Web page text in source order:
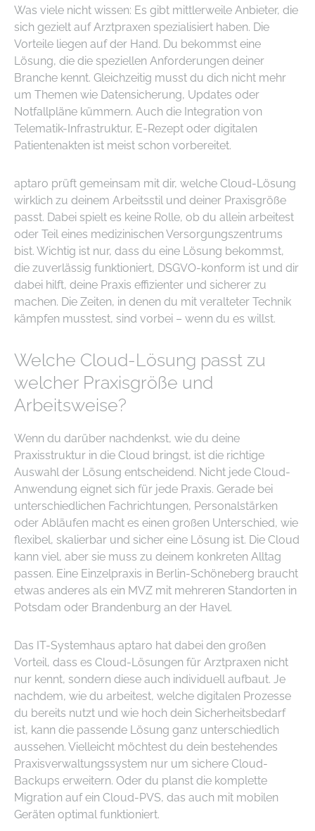
Was viele nicht wissen: Es gibt mittlerweile Anbieter, die
sich gezielt auf Arztpraxen spezialisiert haben. Die
Vorteile liegen auf der Hand. Du bekommst eine
Lösung, die die speziellen Anforderungen deiner
Branche kennt. Gleichzeitig musst du dich nicht mehr
um Themen wie Datensicherung, Updates oder
Notfallpläne kümmern. Auch die Integration von
Telematik-Infrastruktur, E-Rezept oder digitalen
Patientenakten ist meist schon vorbereitet.
aptaro prüft gemeinsam mit dir, welche Cloud-Lösung
wirklich zu deinem Arbeitsstil und deiner Praxisgröße
passt. Dabei spielt es keine Rolle, ob du allein arbeitest
oder Teil eines medizinischen Versorgungszentrums
bist. Wichtig ist nur, dass du eine Lösung bekommst,
die zuverlässig funktioniert, DSGVO-konform ist und dir
dabei hilft, deine Praxis effizienter und sicherer zu
machen. Die Zeiten, in denen du mit veralteter Technik
kämpfen musstest, sind vorbei – wenn du es willst.
Welche Cloud-Lösung passt zu
welcher Praxisgröße und
Arbeitsweise?
Wenn du darüber nachdenkst, wie du deine
Praxisstruktur in die Cloud bringst, ist die richtige
Auswahl der Lösung entscheidend. Nicht jede Cloud-
Anwendung eignet sich für jede Praxis. Gerade bei
unterschiedlichen Fachrichtungen, Personalstärken
oder Abläufen macht es einen großen Unterschied, wie
flexibel, skalierbar und sicher eine Lösung ist. Die Cloud
kann viel, aber sie muss zu deinem konkreten Alltag
passen. Eine Einzelpraxis in Berlin-Schöneberg braucht
etwas anderes als ein MVZ mit mehreren Standorten in
Potsdam oder Brandenburg an der Havel.
Das IT-Systemhaus aptaro hat dabei den großen
Vorteil, dass es Cloud-Lösungen für Arztpraxen nicht
nur kennt, sondern diese auch individuell aufbaut. Je
nachdem, wie du arbeitest, welche digitalen Prozesse
du bereits nutzt und wie hoch dein Sicherheitsbedarf
ist, kann die passende Lösung ganz unterschiedlich
aussehen. Vielleicht möchtest du dein bestehendes
Praxisverwaltungssystem nur um sichere Cloud-
Backups erweitern. Oder du planst die komplette
Migration auf ein Cloud-PVS, das auch mit mobilen
Geräten optimal funktioniert.